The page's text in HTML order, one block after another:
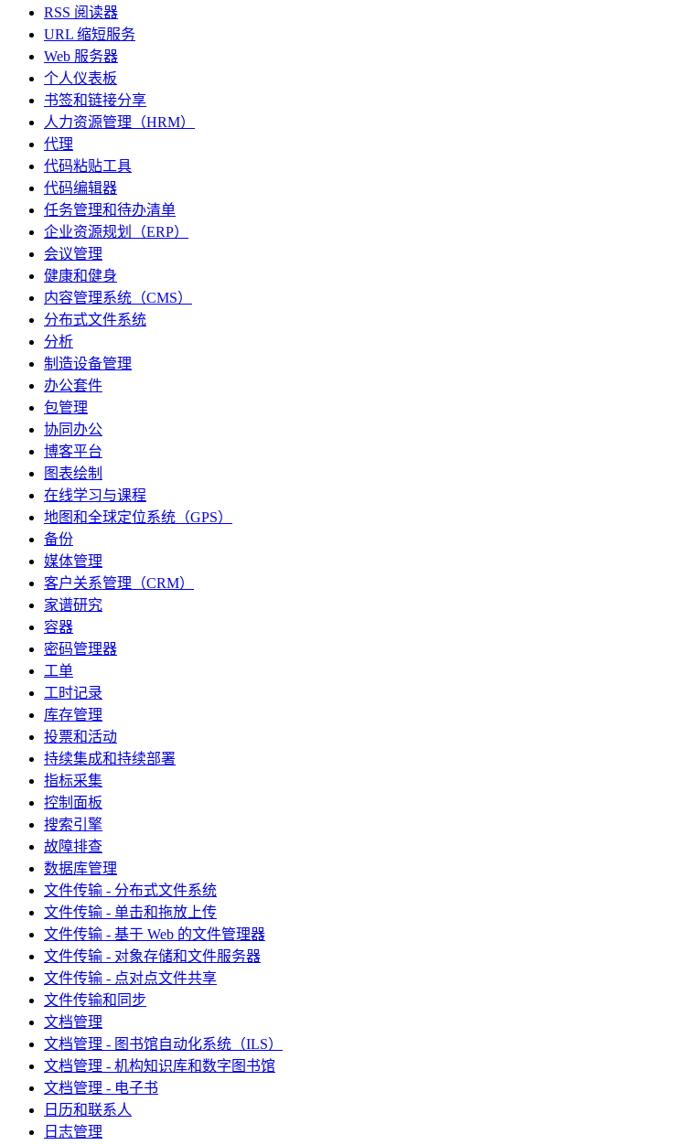
RSS 阅读器
URL 缩短服务
Web 服务器
个人仪表板
书签和链接分享
人力资源管理（HRM）
代理
代码粘贴工具
代码编辑器
任务管理和待办清单
企业资源规划（ERP）
会议管理
健康和健身
内容管理系统（CMS）
分布式文件系统
分析
制造设备管理
办公套件
包管理
协同办公
博客平台
图表绘制
在线学习与课程
地图和全球定位系统（GPS）
备份
媒体管理
客户关系管理（CRM）
家谱研究
容器
密码管理器
工单
工时记录
库存管理
投票和活动
持续集成和持续部署
指标采集
控制面板
搜索引擎
故障排查
数据库管理
文件传输 - 分布式文件系统
文件传输 - 单击和拖放上传
文件传输 - 基于 Web 的文件管理器
文件传输 - 对象存储和文件服务器
文件传输 - 点对点文件共享
文件传输和同步
文档管理
文档管理 - 图书馆自动化系统（ILS）
文档管理 - 机构知识库和数字图书馆
文档管理 - 电子书
日历和联系人
日志管理